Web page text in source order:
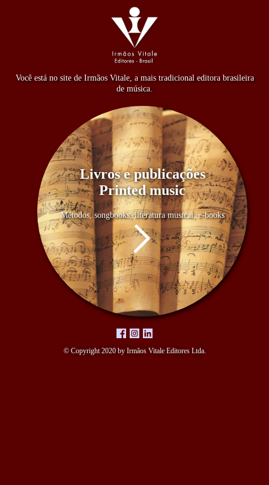
Você está no site de Irmãos Vitale, a mais tradicional editora brasileira
de música.
Livros e publicações
Printed music
Métodos, songbooks, literatura musical, e-books
© Copyright 2020 by Irmãos Vitale Editores Ltda.